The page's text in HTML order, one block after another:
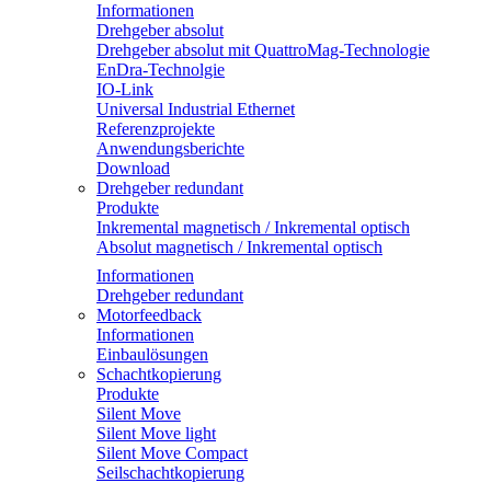
Informationen
Drehgeber absolut
Drehgeber absolut mit QuattroMag-Technologie
EnDra-Technolgie
IO-Link
Universal Industrial Ethernet
Referenzprojekte
Anwendungsberichte
Download
Drehgeber redundant
Produkte
Inkremental magnetisch / Inkremental optisch
Absolut magnetisch / Inkremental optisch
Informationen
Drehgeber redundant
Motorfeedback
Informationen
Einbaulösungen
Schachtkopierung
Produkte
Silent Move
Silent Move light
Silent Move Compact
Seilschachtkopierung